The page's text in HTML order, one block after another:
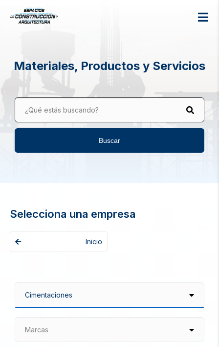
Materiales, Productos y Servicios
¿Qué estás buscando?
Buscar
Selecciona una empresa
Inicio
Marcas